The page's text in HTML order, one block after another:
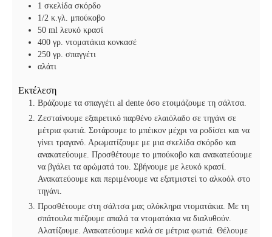
1 σκελίδα σκόρδο
1/2 κ.γλ. μπούκοβο
50 ml λευκό κρασί
400 γρ. ντοματάκια κονκασέ
250 γρ. σπαγγέτι
αλάτι
Εκτέλεση
Βράζουμε τα σπαγγέτι al dente όσο ετοιμάζουμε τη σάλτσα.
Ζεσταίνουμε εξαιρετικό παρθένο ελαιόλαδο σε τηγάνι σε
μέτρια φωτιά. Σοτάρουμε to μπέικον μέχρι να ροδίσει και να
γίνει τραγανό. Αρωματίζουμε με μια σκελίδα σκόρδο και
ανακατεύουμε. Προσθέτουμε το μπούκοβο και ανακατεύουμε
να βγάλει τα αρώματά του. Σβήνουμε με λευκό κρασί.
Ανακατεύουμε και περιμένουμε να εξατμιστεί το αλκοόλ στο
τηγάνι.
Προσθέτουμε στη σάλτσα μας ολόκληρα ντοματάκια. Με τη
σπάτουλα πιέζουμε απαλά τα ντοματάκια να διαλυθούν.
Αλατίζουμε. Ανακατεύουμε καλά σε μέτρια φωτιά. Θέλουμε